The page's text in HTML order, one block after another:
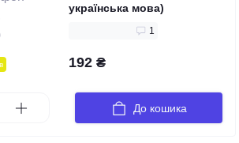
українська мова)
1
192 ₴
До кошика